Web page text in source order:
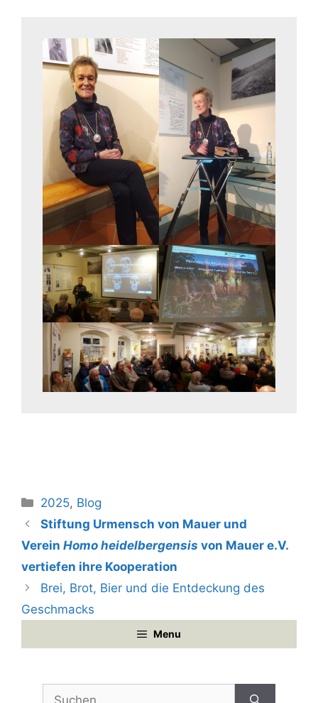
Kategorien
2025, Blog
Stiftung Urmensch von Mauer und
Verein Homo heidelbergensis von Mauer e.V.
vertiefen ihre Kooperation
Brei, Brot, Bier und die Entdeckung des
Geschmacks
Menu